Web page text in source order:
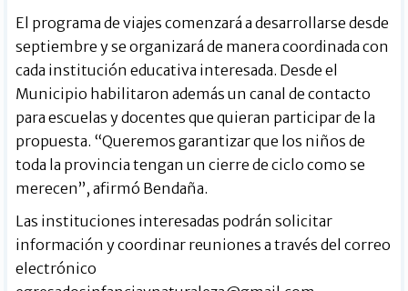
El programa de viajes comenzará a desarrollarse desde
septiembre y se organizará de manera coordinada con
cada institución educativa interesada. Desde el
Municipio habilitaron además un canal de contacto
para escuelas y docentes que quieran participar de la
propuesta. “Queremos garantizar que los niños de
toda la provincia tengan un cierre de ciclo como se
merecen”, afirmó Bendaña.
Las instituciones interesadas podrán solicitar
información y coordinar reuniones a través del correo
electrónico